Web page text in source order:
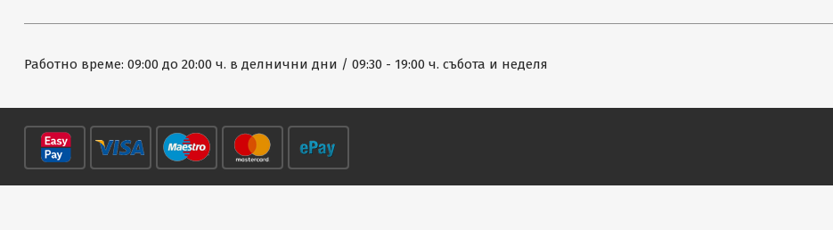
Работно време: 09:00 до 20:00 ч. в делнични дни / 09:30 - 19:00 ч. събота и неделя